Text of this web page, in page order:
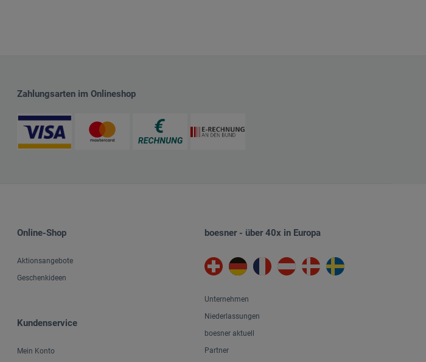
Zahlungsarten im Onlineshop
Online-Shop
Aktionsangebote
Geschenkideen
Kundenservice
Mein Konto
boesner - über 40x in Europa
Unternehmen
Niederlassungen
boesner aktuell
Partner